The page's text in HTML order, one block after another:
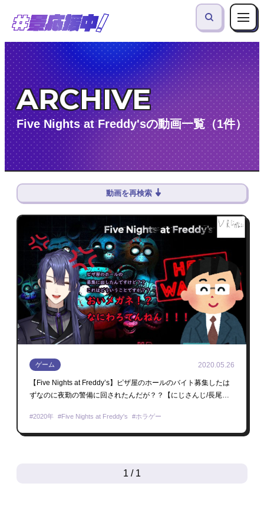
ARCHIVE
Five Nights at Freddy'sの動画一覧（1件）
動画を再検索
ゲーム 2020.05.26
【Five Nights at Freddy’s】ピザ屋のホールのバイト募集したは
ずなのに夜勤の警備に回されたんだが？？【にじさんじ/長尾
2020年 Five Nights at Freddy's ホラゲー
1 / 1